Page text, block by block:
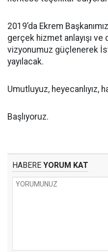
2019’da Ekrem
gerçek hizmet anlayışı
vizyonumuz güçlenerek
yayılacak.
Umutluyuz, heyecanlıyız,
Başlıyoruz.
HABERE YORUM KAT